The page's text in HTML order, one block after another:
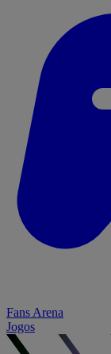
Fans Arena
Jogos